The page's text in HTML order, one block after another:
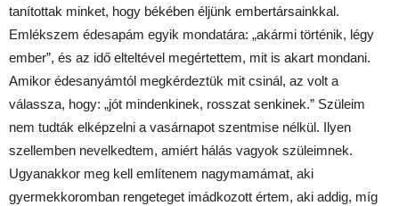
tanítottak minket, hogy békében éljünk embertársainkkal.
Emlékszem édesapám egyik mondatára: „akármi történik, légy
ember”, és az idő elteltével megértettem, mit is akart mondani.
Amikor édesanyámtól megkérdeztük mit csinál, az volt a
válassza, hogy: „jót mindenkinek, rosszat senkinek.” Szüleim
nem tudták elképzelni a vasárnapot szentmise nélkül. Ilyen
szellemben nevelkedtem, amiért hálás vagyok szüleimnek.
Ugyanakkor meg kell említenem nagymamámat, aki
gyermekkoromban rengeteget imádkozott értem, aki addig, míg